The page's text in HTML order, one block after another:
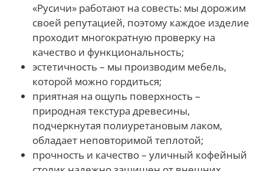
«Русичи» работают на совесть: мы дорожим
своей репутацией, поэтому каждое изделие
проходит многократную проверку на
качество и функциональность;
эстетичность – мы производим мебель,
которой можно гордиться;
приятная на ощупь поверхность –
природная текстура древесины,
подчеркнутая полиуретановым лаком,
обладает неповторимой теплотой;
прочность и качество – уличный кофейный